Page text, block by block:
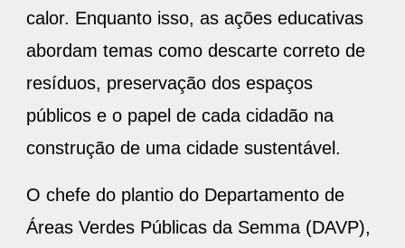
calor. Enquanto isso, as ações educativas
abordam temas como descarte correto de
resíduos, preservação dos espaços
públicos e o papel de cada cidadão na
construção de uma cidade sustentável.
O chefe do plantio do Departamento de
Áreas Verdes Públicas da Semma (DAVP),